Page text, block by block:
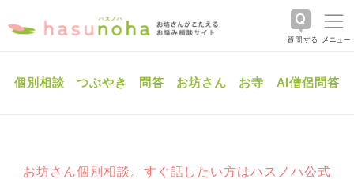
個別相談 つぶやき 問答 お坊さん お寺 AI僧侶問答
お坊さん個別相談。すぐ話したい方はハスノハ公式